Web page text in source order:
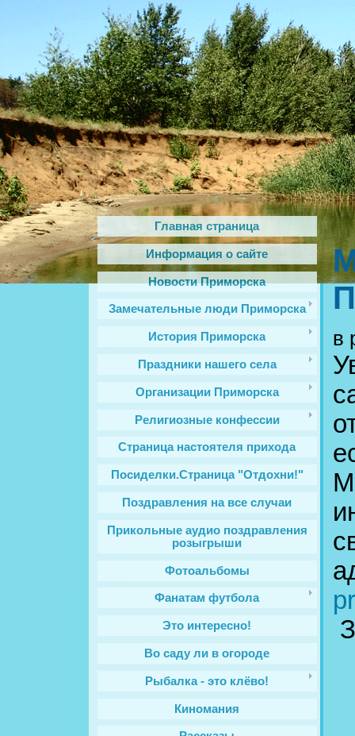
Главная страница
Информация о сайте
Новости Приморска
Замечательные люди Приморска
История Приморска
Праздники нашего села
Организации Приморска
Религиозные конфессии
Cтраница настоятеля прихода
Посиделки.Страница "Отдохни!"
Поздравления на все случаи
Прикольные аудио поздравления
розыгрыши
Фотоальбомы
Фанатам футбола
Это интересно!
Во саду ли в огороде
Рыбалка - это клёво!
Киномания
в